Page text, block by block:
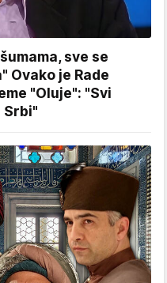
sve se
Ovako je Rade
"Oluje": "Svi
Srbi"